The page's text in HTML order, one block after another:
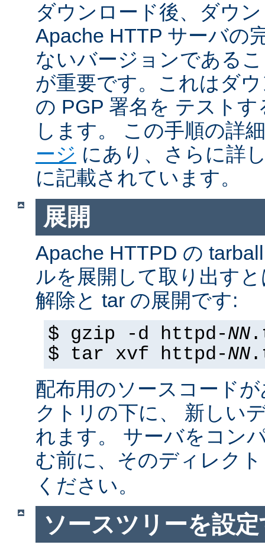
ダウンロード後、ダウ
Apache HTTP サーバの
ないバージョンである
が重要です。これはダ
の PGP 署名を テスト
します。 この手順の詳
ージ にあり、さらに詳
に記載されています。
展開
Apache HTTPD の
ルを展開して取り出す
解除と tar の展開です:
$ gzip -d httpd-NN
$ tar xvf httpd-NN
配布用のソースコード
クトリの下に、 新しい
れます。 サーバをコン
む前に、そのディレク
ください。
ソースツリーを設